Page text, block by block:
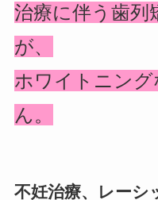
治療に伴う歯列
が、
ホワイトニン
ん。
不妊治療、レーシ